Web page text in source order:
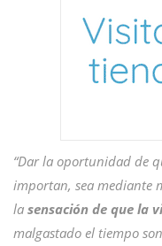
“Dar la oportunidad de
importan, sea mediante
la sensación de que la
malgastado el tiempo